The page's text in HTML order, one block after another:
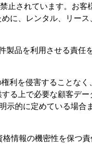
止されています。お客
に、レンタル、リー
製品を利用させる責任
利を侵害することな
る上で必要な顧客デー
的に定めている場合
情報の機密性を保つ